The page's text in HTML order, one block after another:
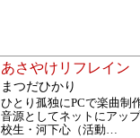
あさやけリフレイン
まつだひかり
ひとり孤独にPCで楽曲制
音源としてネットにアッ
校生・河下心（活動…